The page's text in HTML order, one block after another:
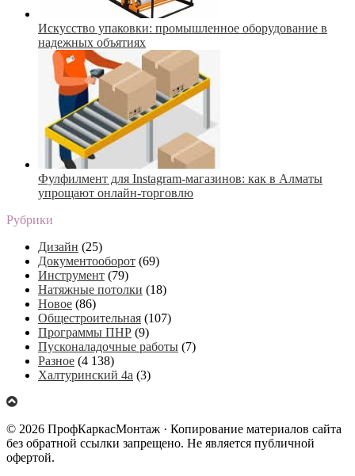
Искусство упаковки: промышленное оборудование в
надежных объятиях
Фулфилмент для Instagram-магазинов: как в Алматы
упрощают онлайн-торговлю
Рубрики
Дизайн (25)
Документооборот (69)
Инструмент (79)
Натяжные потолки (18)
Новое (86)
Общестроительная (107)
Программы ПНР (9)
Пусконаладочные работы (7)
Разное (4 138)
Халтуринский 4а (3)
© 2026 ПрофКаркасМонтаж · Копирование материалов сайта
без обратной ссылки запрещено. Не является публичной
офертой.